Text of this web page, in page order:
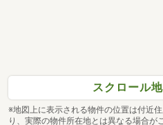
スクロール
※地図上に表示される物件の位置は付近
り、実際の物件所在地とは異なる場合が